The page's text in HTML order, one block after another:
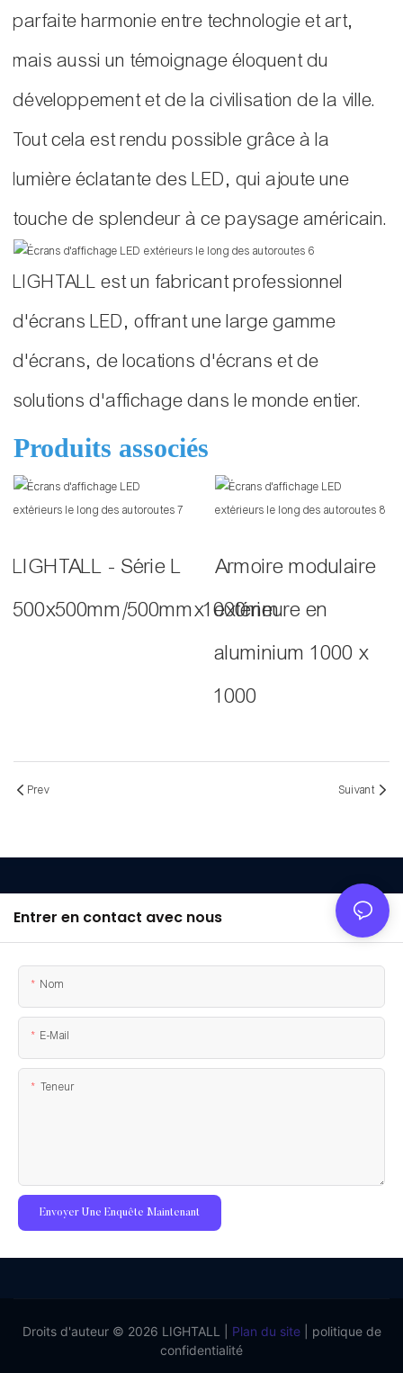
parfaite harmonie entre technologie et art,
mais aussi un témoignage éloquent du
développement et de la civilisation de la ville.
Tout cela est rendu possible grâce à la
lumière éclatante des LED, qui ajoute une
touche de splendeur à ce paysage américain.
LIGHTALL est un fabricant professionnel
d'écrans LED, offrant une large gamme
d'écrans, de locations d'écrans et de
solutions d'affichage dans le monde entier.
Produits associés
LIGHTALL - Série L
500x500mm/500mmx1000mm
Armoire modulaire
extérieure en
aluminium 1000 x
1000
Prev Suivant
Entrer en contact avec nous
Nom
E-Mail
Teneur
Envoyer Une Enquête Maintenant
Droits d'auteur © 2026 LIGHTALL | Plan du site
politique de
confidentialité